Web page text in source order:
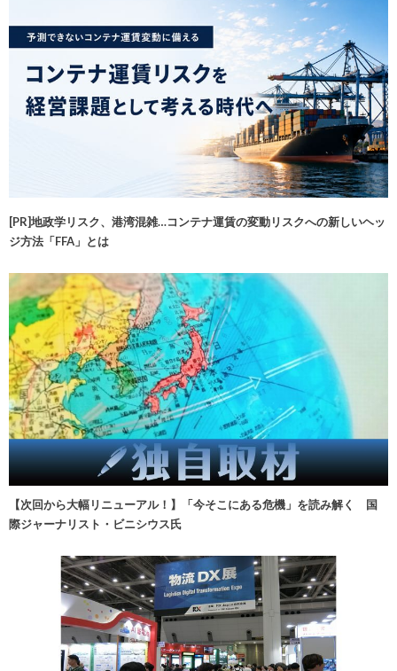
[PR]地政学リスク、港湾混雑…コンテナ運賃の変動リスクへの新しいヘッ
ジ方法「FFA」とは
【次回から大幅リニューアル！】「今そこにある危機」を読み解く 国
際ジャーナリスト・ビニシウス氏